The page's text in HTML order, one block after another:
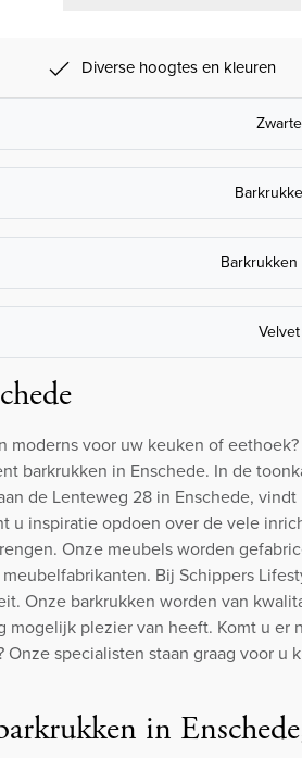
Diverse hoogtes en kleuren
moderns voor uw keuken of
barkrukken in Enschede. In de
de Lenteweg 28 in Enschede,
u inspiratie opdoen over de vele
Onze meubels worden
Bij Schippers
Onze barkrukken worden van
mogelijk plezier van heeft. Komt u er
specialisten staan graag voor u
in